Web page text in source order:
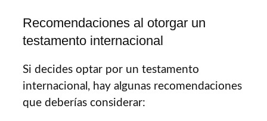
Recomendaciones al otorgar un
testamento internacional
Si decides optar por un testamento
internacional, hay algunas recomendaciones
que deberías considerar: